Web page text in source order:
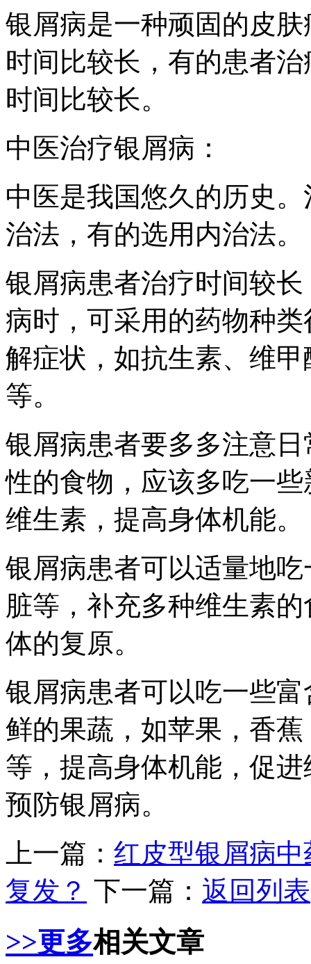
银屑病是一种顽固的皮
时间比较长，有的患者
时间比较长。
中医治疗银屑病：
中医是我国悠久的历史
治法，有的选用内治法。
银屑病患者治疗时间较
病时，可采用的药物种
解症状，如抗生素、维
等。
银屑病患者要多多注意
性的食物，应该多吃一
维生素，提高身体机能。
银屑病患者可以适量地
脏等，补充多种维生素
体的复原。
银屑病患者可以吃一些
鲜的果蔬，如苹果，香
等，提高身体机能，促
预防银屑病。
上一篇： 红皮型银屑病
复发？ 下一篇： 返回列表
>>更多相关文章